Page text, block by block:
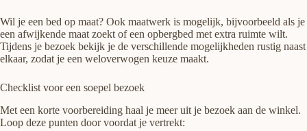
Wil je een bed op maat? Ook maatwerk is mogelijk, bijvoorbeeld als je
een afwijkende maat zoekt of een opbergbed met extra ruimte wilt.
Tijdens je bezoek bekijk je de verschillende mogelijkheden rustig naast
elkaar, zodat je een weloverwogen keuze maakt.
Checklist voor een soepel bezoek
Met een korte voorbereiding haal je meer uit je bezoek aan de winkel.
Loop deze punten door voordat je vertrekt: